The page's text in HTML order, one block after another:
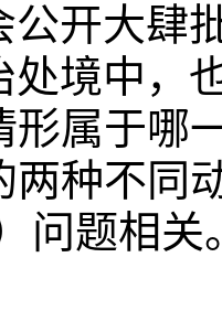
公开大肆
处境中，
属于哪
种不同
问题相